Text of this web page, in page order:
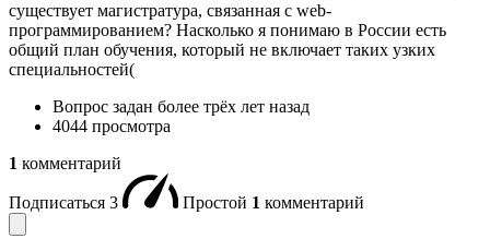
существует магистратура, связанная с web-
программированием? Насколько я понимаю в России есть
общий план обучения, который не включает таких узких
специальностей(
Вопрос задан более трёх лет назад
4044 просмотра
1 комментарий
Подписаться 3 Простой 1 комментарий